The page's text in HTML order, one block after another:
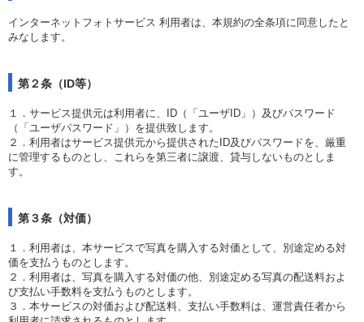
インターネットフォトサービス 利用者は、本規約の全条項に同意したと
みなします。
第２条（ID等）
１．サービス提供元は利用者に、ID（「ユーザID」）及びパスワード
（「ユーザパスワード」）を提供致します。
２．利用者はサービス提供元から提供されたID及びパスワードを、厳重
に管理するものとし、これらを第三者に譲渡、貸与しないものとしま
す。
第３条（対価）
１．利用者は、本サービスで写真を購入する対価として、別途定める対
価を支払うものとします。
２．利用者は、写真を購入する対価の他、別途定める写真の配送料およ
び支払い手数料を支払うものとします。
３．本サービスの対価および配送料、支払い手数料は、運営責任者から